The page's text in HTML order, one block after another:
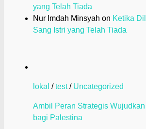
yang Telah Tiada
Nur Imdah Minsyah on Ketika
Sang Istri yang Telah Tiada
lokal /test/ Uncategorized
Ambil Peran Strategis
bagi Palestina